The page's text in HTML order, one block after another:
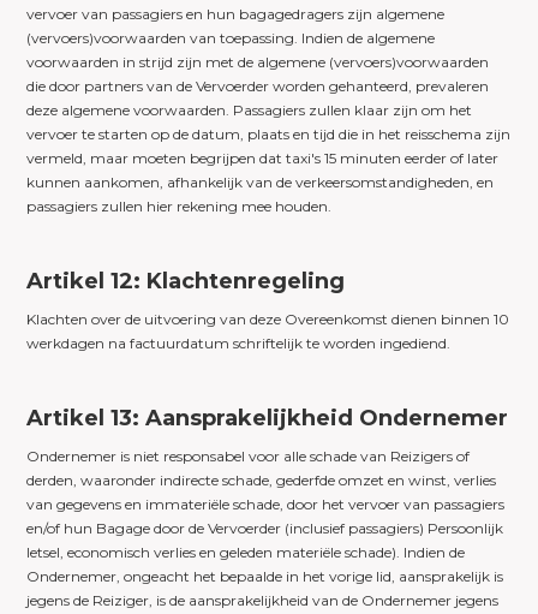
vervoer van passagiers en hun bagagedragers zijn algemene
(vervoers)voorwaarden van toepassing. Indien de algemene
voorwaarden in strijd zijn met de algemene (vervoers)voorwaarden
die door partners van de Vervoerder worden gehanteerd, prevaleren
deze algemene voorwaarden. Passagiers zullen klaar zijn om het
vervoer te starten op de datum, plaats en tijd die in het reisschema zijn
vermeld, maar moeten begrijpen dat taxi's 15 minuten eerder of later
kunnen aankomen, afhankelijk van de verkeersomstandigheden, en
passagiers zullen hier rekening mee houden.
Artikel 12: Klachtenregeling
Klachten over de uitvoering van deze Overeenkomst dienen binnen 10
werkdagen na factuurdatum schriftelijk te worden ingediend.
Artikel 13: Aansprakelijkheid Ondernemer
Ondernemer is niet responsabel voor alle schade van Reizigers of
derden, waaronder indirecte schade, gederfde omzet en winst, verlies
van gegevens en immateriële schade, door het vervoer van passagiers
en/of hun Bagage door de Vervoerder (inclusief passagiers) Persoonlijk
letsel, economisch verlies en geleden materiële schade). Indien de
Ondernemer, ongeacht het bepaalde in het vorige lid, aansprakelijk is
jegens de Reiziger, is de aansprakelijkheid van de Ondernemer jegens